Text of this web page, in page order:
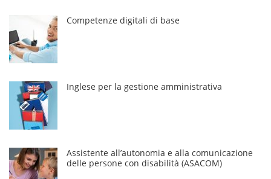
Competenze digitali di base
Inglese per la gestione amministrativa
Assistente all’autonomia e alla comunicazione
delle persone con disabilità (ASACOM)